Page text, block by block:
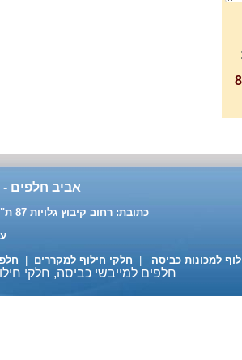
אביב חלפים -
כתובת: רחוב קיבוץ גלויות 87 ת"א טלפון: 03-6391916 , 03-6883137 נייד: 0522-684890 דוא"ל:
למכונות כביסה
חלקי חילוף למקררים
חלפים למייבשי כביסה, חלקי